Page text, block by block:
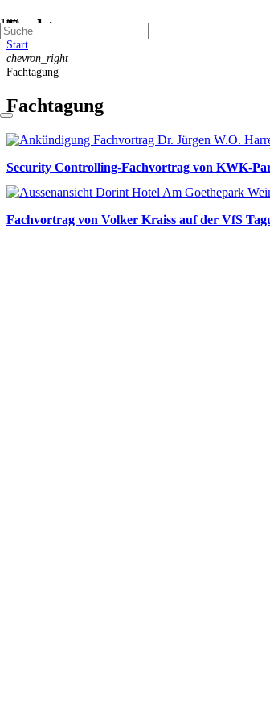
Fachtagung
Start
chevron_right
Fachtagung
Fachtagung
Security Controlling-Fachvortrag von KWK-
Fachvortrag von Volker Kraiss auf der VfS